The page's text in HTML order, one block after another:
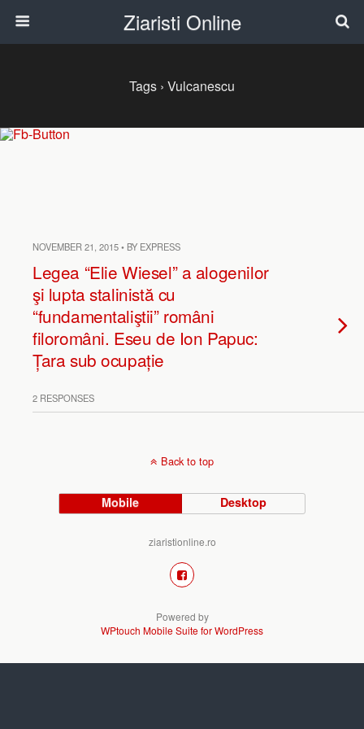
Ziaristi Online
Tags › Vulcanescu
NOVEMBER 21, 2015 • BY EXPRESS
Legea “Elie Wiesel” a alogenilor
şi lupta stalinistă cu
“fundamentaliştii” români
filoromâni. Eseu de Ion Papuc:
Țara sub ocupație
2 RESPONSES
Back to top
Mobile Desktop
ziaristionline.ro
Powered by
WPtouch Mobile Suite for WordPress